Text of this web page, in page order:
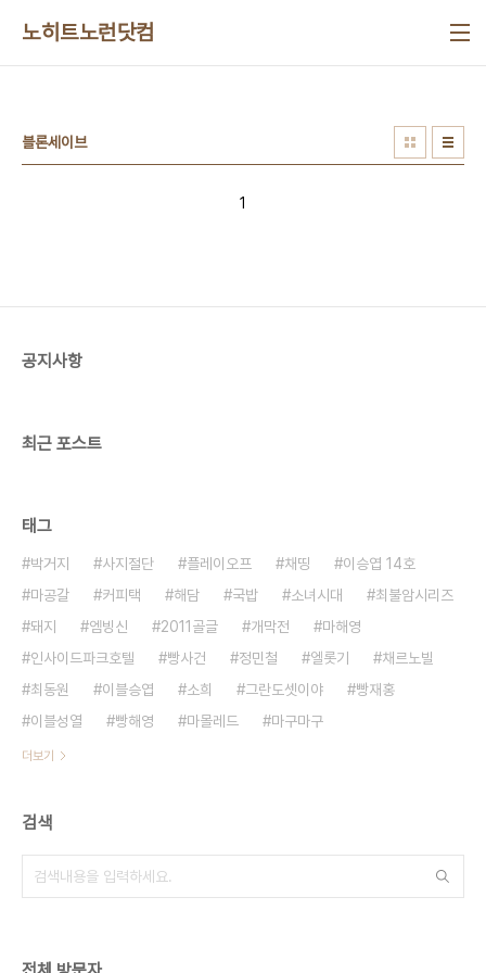
노히트노런닷컴
블론세이브
1
공지사항
최근 포스트
태그
박거지 사지절단 플레이오프 채띵
이승엽 14호
마공갈
커피택 해담 국밥 소녀시대
최불암시리즈
돼지
엠빙신 2011골글 개막전
마해영
인사이드파크호텔
빵사건 정민철 엘롯기
채르노빌
최동원
이블승엽 소희 그란도셋이야
빵재홍
이블성열
빵해영 마몰레드 마구마구
더보기
검색